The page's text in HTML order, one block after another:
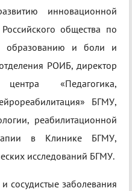
инновационной
общества по
образованию и боли и
РОИБ, директор
центра «Педагогика,
БГМУ,
реабилитационной
в Клинике БГМУ,
исследований БГМУ.
сосудистые заболевания